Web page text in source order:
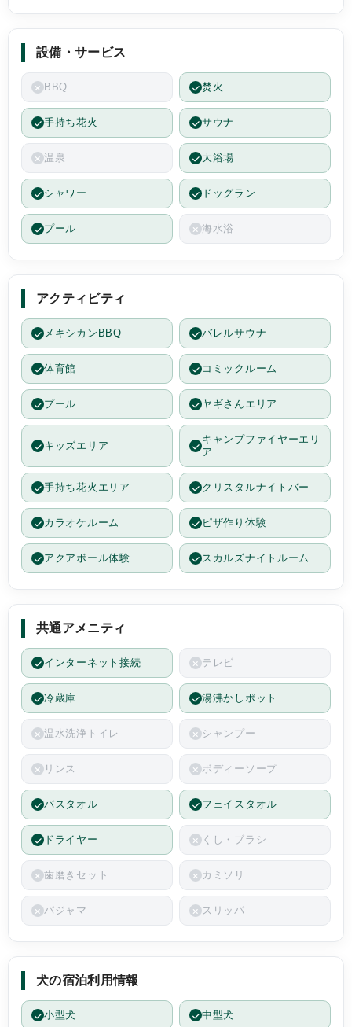
笑)も完璧でした。シャワールームのアメニティ
も良かったです。持参したシャンプー類や化粧
水などは使わずに備え付けの物(化粧水、乳液は
DHC製品だったかと)を使いました。
外にトランポリンや遊具があったからか(ヤギさ
ん2匹います)体育館は空いていました。バス
ケ、バレー、サッカーボールあります。卓球一
式、跳び箱、足でこぐブーブーあります。
音楽室もコレコレ！って楽器はあります。
図書室は昔の漫画から最近の物まで種類が豊富
でした。
カラオケ、ダーツは1人あたりの価格ではな
く、部屋としての価格なので、良心的な気がし
い物もありますが、グランピング施設として改
修した部分、揃えた備品は最先端の物を使って
いるな、と思いました。
グランピング施設は愛犬と何ヶ所か行きました
がこちらの施設はリピ決定です！
お世話になりました♪
設備・サービス
BBQ 焚火
手持ち花火 サウナ
温泉 大浴場
シャワー ドッグラン
プール 海水浴
アクティビティ
メキシカンBBQ バレルサウナ
体育館 コミックルーム
プール ヤギさんエリア
キッズエリア
キャンプファイヤーエリ
ア
手持ち花火エリア クリスタルナイトバー
カラオケルーム ピザ作り体験
アクアボール体験 スカルズナイトルーム
共通アメニティ
インターネット接続 テレビ
冷蔵庫 湯沸かしポット
温水洗浄トイレ シャンプー
リンス ボディーソープ
バスタオル フェイスタオル
ドライヤー くし・ブラシ
歯磨きセット カミソリ
パジャマ スリッパ
犬の宿泊利用情報
小型犬 中型犬